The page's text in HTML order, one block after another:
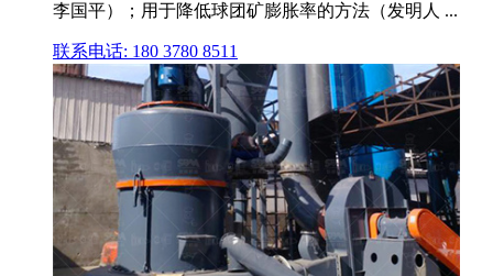
李国平）；用于降低球团矿膨胀率的方法（发明人 ...
联系电话: 180 3780 8511